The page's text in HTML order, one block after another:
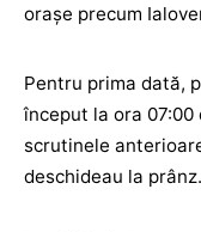
orașe precum
Pentru prima dată,
început la ora
scrutinele
deschideau la prânz.